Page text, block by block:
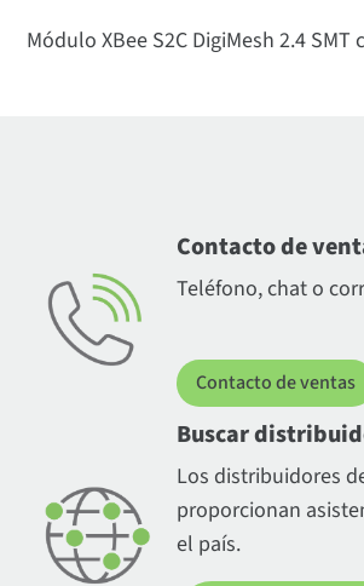
Módulo XBee S2C DigiMesh 2.4
Contacto de
Teléfono, chat o
Contacto de ventas
Buscar
Los distribuidores
proporcionan
el país.